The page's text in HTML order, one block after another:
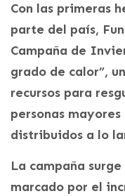
Con las primeras
parte del país,
Campaña de
grado de calor”,
recursos para
personas
distribuidos a lo
La campaña
marcado por el